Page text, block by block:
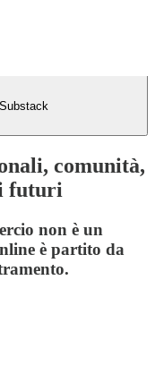
comunità,
futuri
non è un
è partito da